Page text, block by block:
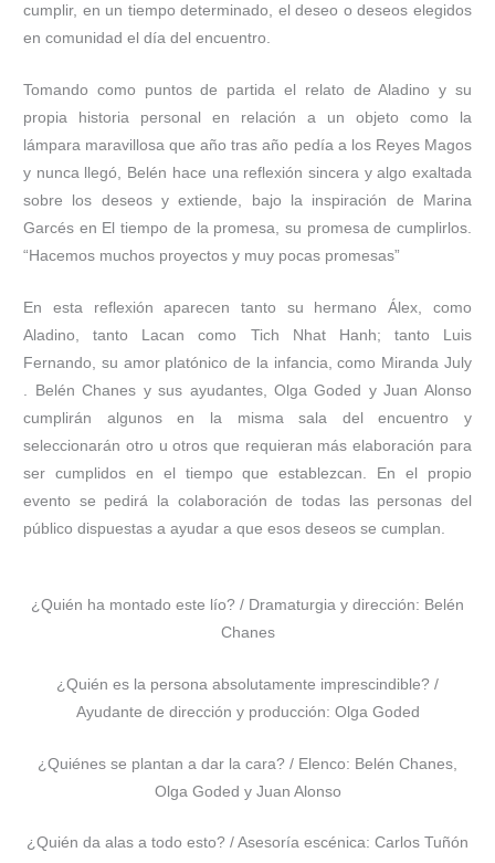
cumplir, en un tiempo determinado, el deseo o deseos elegidos
en comunidad el día del encuentro.
Tomando como puntos de partida el relato de Aladino y su
propia historia personal en relación a un objeto como la
lámpara maravillosa que año tras año pedía a los Reyes Magos
y nunca llegó, Belén hace una reflexión sincera y algo exaltada
sobre los deseos y extiende, bajo la inspiración de Marina
Garcés en El tiempo de la promesa, su promesa de cumplirlos.
“Hacemos muchos proyectos y muy pocas promesas”
En esta reflexión aparecen tanto su hermano Álex, como
Aladino, tanto Lacan como Tich Nhat Hanh; tanto Luis
Fernando, su amor platónico de la infancia, como Miranda July
. Belén Chanes y sus ayudantes, Olga Goded y Juan Alonso
cumplirán algunos en la misma sala del encuentro y
seleccionarán otro u otros que requieran más elaboración para
ser cumplidos en el tiempo que establezcan. En el propio
evento se pedirá la colaboración de todas las personas del
público dispuestas a ayudar a que esos deseos se cumplan.
¿Quién ha montado este lío? / Dramaturgia y dirección: Belén
Chanes
¿Quién es la persona absolutamente imprescindible? /
Ayudante de dirección y producción: Olga Goded
¿Quiénes se plantan a dar la cara? / Elenco: Belén Chanes,
Olga Goded y Juan Alonso
¿Quién da alas a todo esto? / Asesoría escénica: Carlos Tuñón